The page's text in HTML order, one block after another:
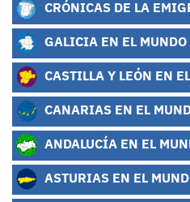
CRÓNICAS DE LA
GALICIA EN EL MUNDO
CASTILLA Y LEÓN EN
CANARIAS EN EL
ANDALUCÍA EN EL
ASTURIAS EN EL